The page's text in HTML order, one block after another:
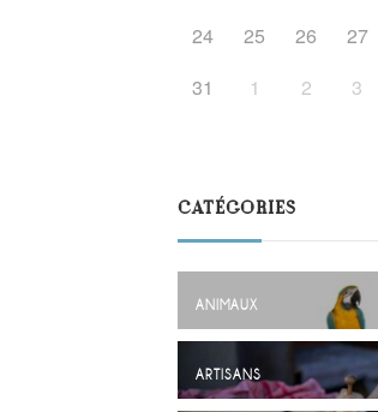
24
25 26 27
31
1 2 3
CATÉGORIES
ANIMAUX
ARTISANS